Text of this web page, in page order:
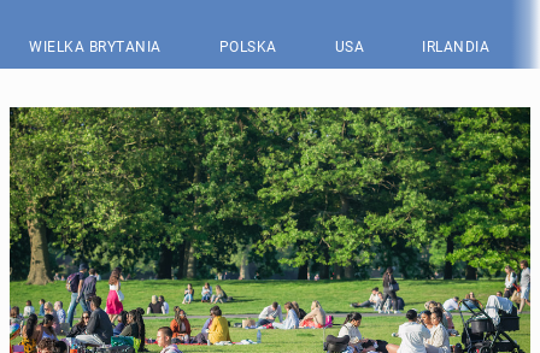
WIELKA BRYTANIA POLSKA USA IRLANDIA